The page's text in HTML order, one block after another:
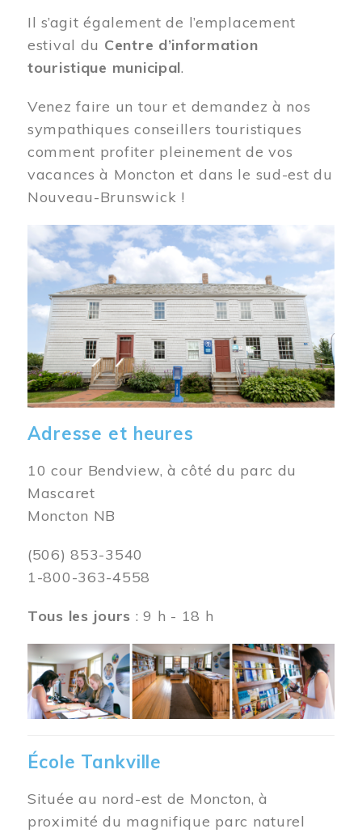
Il s’agit également de l’emplacement
estival du Centre d’information
touristique municipal.
Venez faire un tour et demandez à nos
sympathiques conseillers touristiques
comment profiter pleinement de vos
vacances à Moncton et dans le sud-est du
Nouveau-Brunswick !
Image
Adresse et heures
10 cour Bendview, à côté du parc du
Mascaret
Moncton NB
(506) 853-3540
1-800-363-4558
Tous les jours : 9 h - 18 h
Image
École Tankville
Située au nord-est de Moncton, à
proximité du magnifique parc naturel